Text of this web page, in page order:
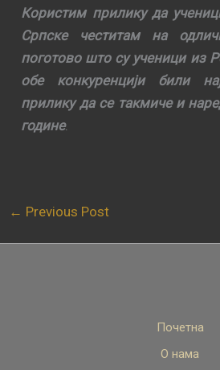
Користим прилику да
Српске честитам на
поготово што су ученици из
обе конкуренцији били
прилику да се такмиче и
године.
← Previous Post
Почетна
О нама